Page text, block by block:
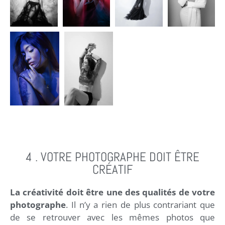
4 . VOTRE PHOTOGRAPHE DOIT ÊTRE
CRÉATIF
La créativité doit être une des qualités de votre
photographe. Il n’y a rien de plus contrariant que
de se retrouver avec les mêmes photos que